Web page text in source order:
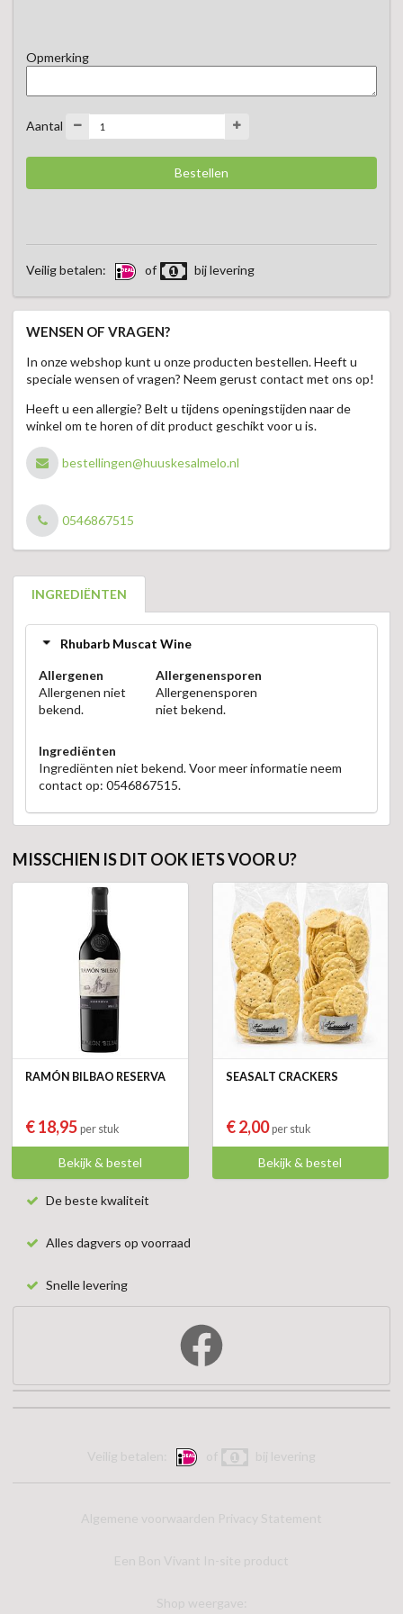
versterken.
Opmerking
Aantal
Veilig betalen: of bij levering
WENSEN OF VRAGEN?
In onze webshop kunt u onze producten bestellen. Heeft u
speciale wensen of vragen? Neem gerust contact met ons op!
Heeft u een allergie? Belt u tijdens openingstijden naar de
winkel om te horen of dit product geschikt voor u is.
bestellingen@huuskesalmelo.nl
0546867515
INGREDIËNTEN
Rhubarb Muscat Wine
Allergenen
Allergenen niet
bekend.
Allergenensporen
Allergenensporen
niet bekend.
Ingrediënten
Ingrediënten niet bekend. Voor meer informatie neem
contact op: 0546867515.
MISSCHIEN IS DIT OOK IETS VOOR U?
RAMÓN BILBAO RESERVA
€ 18,95 per stuk
Bekijk & bestel
SEASALT CRACKERS
€ 2,00per stuk
Bekijk & bestel
De beste kwaliteit
Alles dagvers op voorraad
Snelle levering
Veilig betalen: of bij levering
Algemene voorwaarden Privacy Statement
Een Bon Vivant In-site product
Shop weergave: